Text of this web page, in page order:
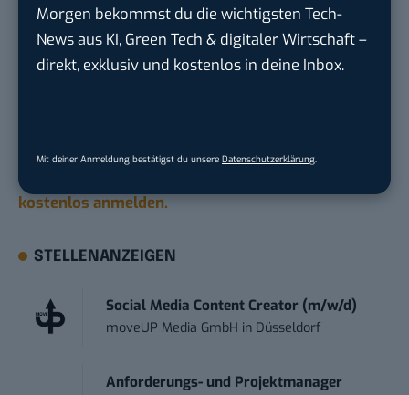
Morgen bekommst du die wichtigsten Tech-
News aus KI, Green Tech & digitaler Wirtschaft –
direkt, exklusiv und kostenlos in deine Inbox.
Mit deiner Anmeldung bestätigst du unsere Datenschutzerklärung
Du möchtest nicht abgehängt werden, wenn es um
KI, Green Tech und die Tech-Themen von Morgen
wichtigsten News des Tages – und sichern sich
damit ihren Vorsprung.
kostenlos anmelden.
STELLENANZEIGEN
Social Media Content Creator (m/w/d)
moveUP Media GmbH in Düsseldorf
Anforderungs- und Projektmanager